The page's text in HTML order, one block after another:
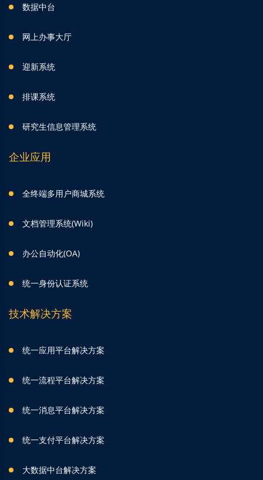
数据中台
网上办事大厅
迎新系统
排课系统
研究生信息管理系统
企业应用
全终端多用户商城系统
文档管理系统(Wiki)
办公自动化(OA)
统一身份认证系统
技术解决方案
统一应用平台解决方案
统一流程平台解决方案
统一消息平台解决方案
统一支付平台解决方案
大数据中台解决方案